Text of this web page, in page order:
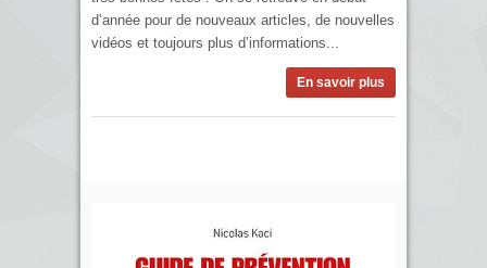
d’année pour de nouveaux articles, de nouvelles
vidéos et toujours plus d’informations...
En savoir plus